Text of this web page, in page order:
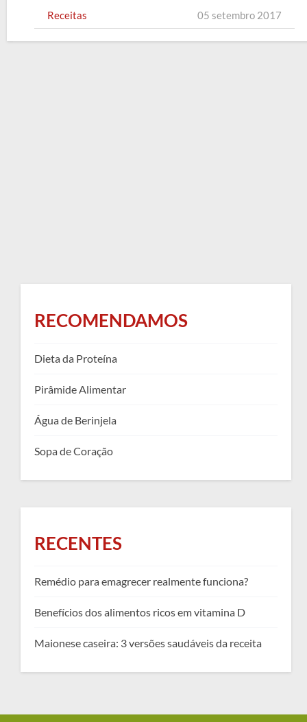
Receitas 05 setembro 2017
RECOMENDAMOS
Dieta da Proteína
Pirâmide Alimentar
Água de Berinjela
Sopa de Coração
RECENTES
Remédio para emagrecer realmente funciona?
Benefícios dos alimentos ricos em vitamina D
Maionese caseira: 3 versões saudáveis da receita